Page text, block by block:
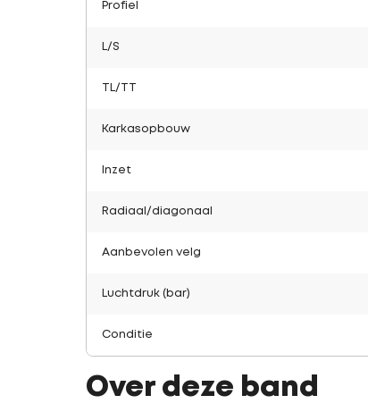
Profiel
L/S
TL/TT
Karkasopbouw
Inzet
Radiaal/diagonaal
Aanbevolen velg
Luchtdruk (bar)
Conditie
Over deze band